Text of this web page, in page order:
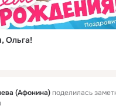
Ольга!
(Афонина)поделилась